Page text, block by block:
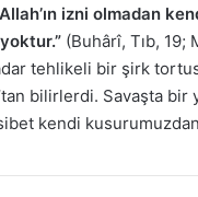
izni olmadan
(Buhârî, Tıb, 19;
tehlikeli bir şirk
bilirlerdi. Savaşta bir
kendi